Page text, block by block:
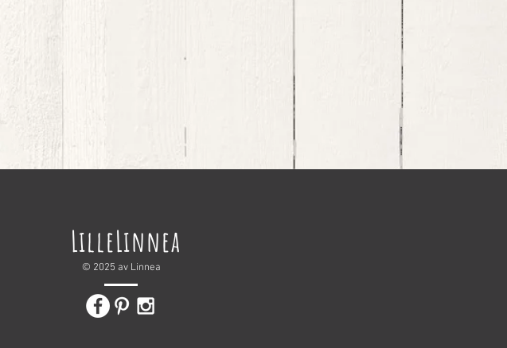
LilleLinnea
© 2025 av Linnea